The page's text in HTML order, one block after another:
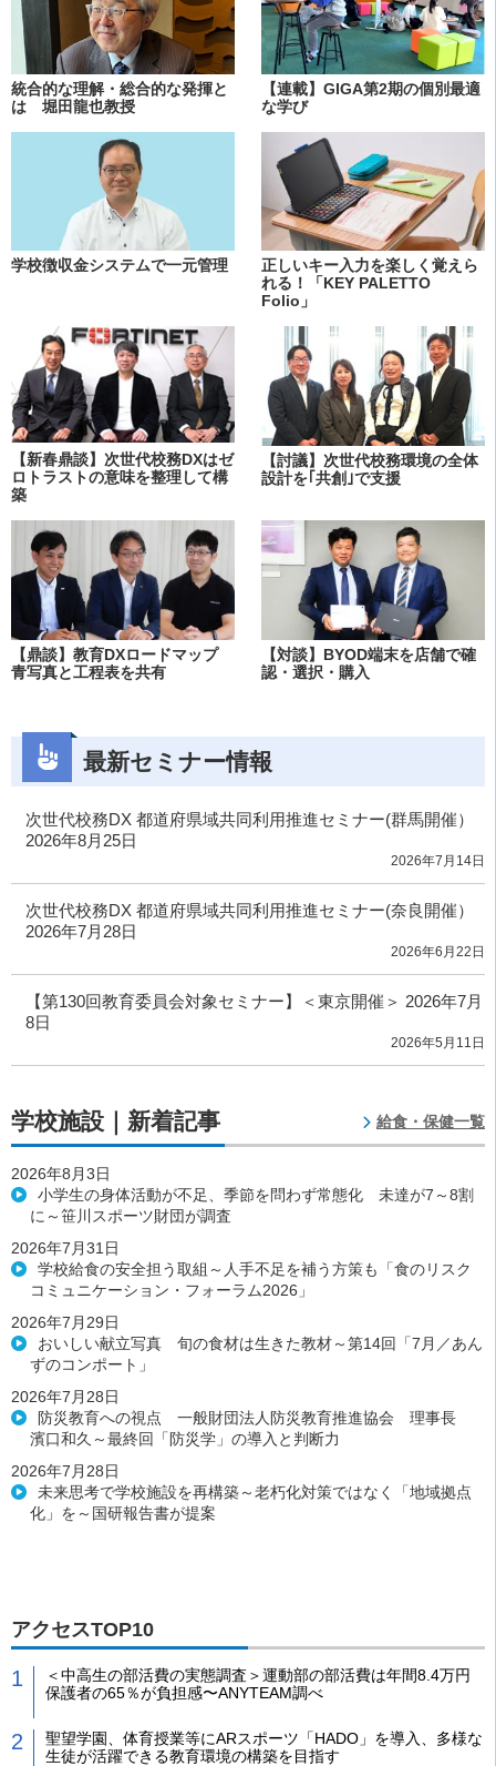
統合的な理解・総合的な発揮と
は 堀田龍也教授
【連載】GIGA第2期の個別最適
な学び
学校徴収金システムで一元管理
正しいキー入力を楽しく覚えら
れる！「KEY PALETTO
Folio」
【新春鼎談】次世代校務DXはゼ
ロトラストの意味を整理して構
築
【討議】次世代校務環境の全体
設計を｢共創｣で支援
【鼎談】教育DXロードマップ
青写真と工程表を共有
【対談】BYOD端末を店舗で確
認・選択・購入
最新セミナー情報
次世代校務DX 都道府県域共同利用推進セミナー(群馬開催）
2026年8月25日
2026年7月14日
次世代校務DX 都道府県域共同利用推進セミナー(奈良開催）
2026年7月28日
2026年6月22日
【第130回教育委員会対象セミナー】＜東京開催＞ 2026年7月
8日
2026年5月11日
学校施設｜新着記事 給食・保健一覧
2026年8月3日
小学生の身体活動が不足、季節を問わず常態化 未達が7～8割
に～笹川スポーツ財団が調査
2026年7月31日
学校給食の安全担う取組～人手不足を補う方策も「食のリスク
コミュニケーション・フォーラム2026」
2026年7月29日
おいしい献立写真 旬の食材は生きた教材～第14回「7月／あん
ずのコンポート」
2026年7月28日
防災教育への視点 一般財団法人防災教育推進協会 理事長
濱口和久～最終回「防災学」の導入と判断力
2026年7月28日
未来思考で学校施設を再構築～老朽化対策ではなく「地域拠点
化」を～国研報告書が提案
アクセスTOP10
＜中高生の部活費の実態調査＞運動部の部活費は年間8.4万円
保護者の65％が負担感〜ANYTEAM調べ
聖望学園、体育授業等にARスポーツ「HADO」を導入、多様な
生徒が活躍できる教育環境の構築を目指す